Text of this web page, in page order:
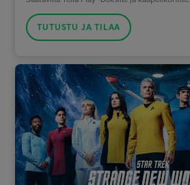
TUTUSTU JA TILAA